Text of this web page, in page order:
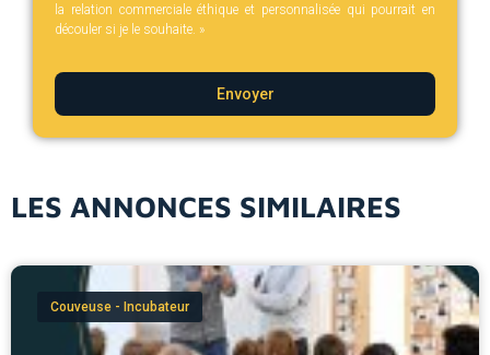
la relation commerciale éthique et personnalisée qui pourrait en
découler si je le souhaite. »
Envoyer
LES ANNONCES SIMILAIRES
Couveuse - Incubateur